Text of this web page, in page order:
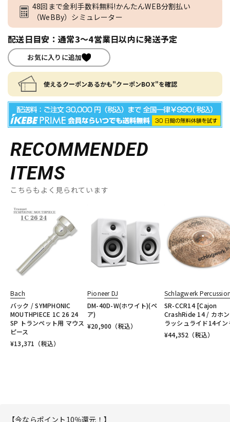
48回まで金利手数料無料!かんたんWEB分割払い
（WeBBy）シミュレーター
配送日目安：通常3～4営業日以内に発送予定
お気に入りに追加
使えるクーポンあるかも"クーポンBOX"を確認
RECOMMENDED
ITEMS
こちらもよく見られています
Bach
バック / SYMPHONIC
MOUTHPIECE 1C 26 24
SP トランペット用 マウス
ピース
¥13,371 （税込）
Pioneer DJ
DM-40D-W(ホワイト)(ペ
ア)
¥20,900 （税込）
Schlagwerk
SR-CCR14 [Cajon
CrashRide 14 / カホ
ラッシュライド14イ
¥44,352 （税込）
【今ならポイント10％還元！】